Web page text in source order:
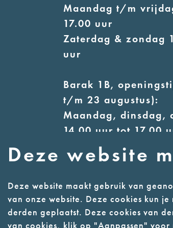
Deze website
Deze website maakt gebruik van
van onze website. Deze cookies kun
derden geplaatst. Deze cookies van
van cookies, klik op "Aanpassen"
Maandag t/m
17.00 uur
Zaterdag & zondag
uur
Barak 1B,
t/m 23 augustus):
Maandag, dinsdag,
14.00 uur tot 17.00
Woensdag 12.00
Zaterdag & zondag
Contact